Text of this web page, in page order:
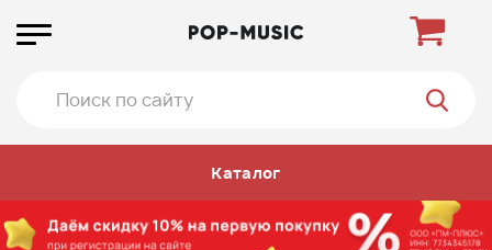
Каталог